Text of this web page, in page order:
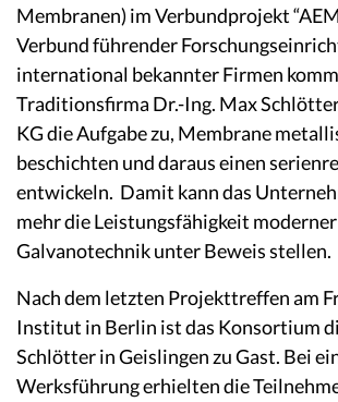
Membranen) im Verbundprojekt
Verbund führender
international bekannter Firmen
Traditionsfirma Dr.-Ing. Max
KG die Aufgabe zu, Membrane
beschichten und daraus einen
entwickeln. Damit kann das
mehr die Leistungsfähigkeit moderner
Galvanotechnik unter Beweis stellen.
Nach dem letzten Projekttreffen am
Institut in Berlin ist das Konsortium
Schlötter in Geislingen zu Gast. Bei
Werksführung erhielten die